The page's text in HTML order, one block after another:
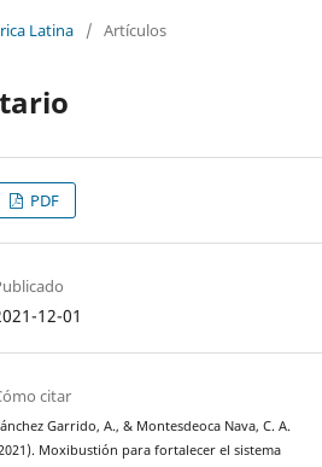
Latina / Artículos
PDF
12-01
citar
Garrido, A., & Montesdeoca Nava, C. A.
Moxibustión para fortalecer el sistema